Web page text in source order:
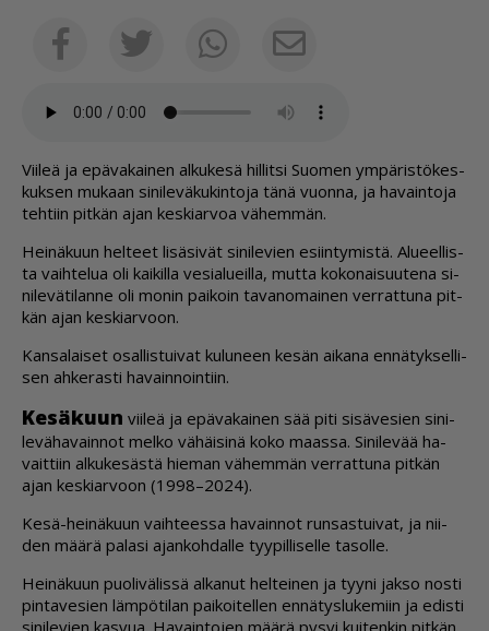
FacebookTwitterWhatsappSähköposti
Vii­leä ja epä­va­kai­nen al­ku­ke­sä hil­lit­si Suo­men ym­pä­ris­tö­kes­
kuk­sen mu­kaan si­ni­le­vä­ku­kin­to­ja tänä vuon­na, ja ha­vain­to­ja
teh­tiin pit­kän ajan kes­ki­ar­voa vä­hem­män.
Hei­nä­kuun hel­teet li­sä­si­vät si­ni­le­vien esiin­ty­mis­tä. Alu­eel­lis­
ta vaih­te­lua oli kai­kil­la ve­si­a­lu­eil­la, mut­ta ko­ko­nai­suu­te­na si­
ni­le­vä­ti­lan­ne oli mo­nin pai­koin ta­va­no­mai­nen ver­rat­tu­na pit­
kän ajan kes­ki­ar­voon.
Kan­sa­lai­set osal­lis­tui­vat ku­lu­neen ke­sän ai­ka­na en­nä­tyk­sel­li­
sen ah­ke­ras­ti ha­vain­noin­tiin.
Ke­sä­kuun vii­leä ja epä­va­kai­nen sää piti si­sä­ve­sien si­ni­
le­vä­ha­vain­not mel­ko vä­häi­si­nä koko maas­sa. Si­ni­le­vää ha­
vait­tiin al­ku­ke­säs­tä hie­man vä­hem­män ver­rat­tu­na pit­kän
ajan kes­ki­ar­voon (1998–2024).
Kesä-hei­nä­kuun vaih­tees­sa ha­vain­not run­sas­tui­vat, ja nii­
den mää­rä pa­la­si ajan­koh­dal­le tyy­pil­li­sel­le ta­sol­le.
Hei­nä­kuun puo­li­vä­lis­sä al­ka­nut hel­tei­nen ja tyy­ni jak­so nos­ti
pin­ta­ve­sien läm­pö­ti­lan pai­koi­tel­len en­nä­tys­lu­ke­miin ja edis­ti